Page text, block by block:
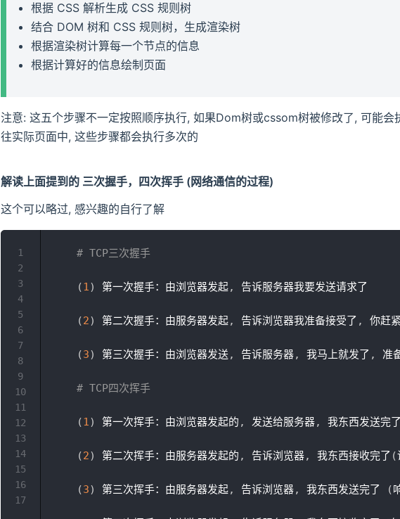
根据 CSS 解析生成 CSS 规则树
结合 DOM 树和 CSS 规则树，生成渲染树
根据渲染树计算每一个节点的信息
根据计算好的信息绘制页面
注意: 这五个步骤不一定按照顺序执行, 如果Dom树或cssom树被修改了, 可能会
往实际页面中, 这些步骤都会执行多次的
解读上面提到的 三次握手，四次挥手 (网络通信的过程)
这个可以略过, 感兴趣的自行了解
# TCP三次握手
(1) 第一次握手：由浏览器发起, 告诉服务器我要发送请求了
(2) 第二次握手：由服务器发起, 告诉浏览器我准备接受了 , 你赶
(3) 第三次握手：由浏览器发送, 告诉服务器, 我马上就发了 , 准
# TCP四次挥手
(1) 第一次挥手：由浏览器发起的 , 发送给服务器, 我东西发送完
(2) 第二次挥手：由服务器发起的 , 告诉浏览器, 我东西接收完了 (
(3) 第三次挥手：由服务器发起, 告诉浏览器, 我东西发送完了 (
1
2
3
4
5
6
7
8
9
10
11
12
13
14
15
16
17